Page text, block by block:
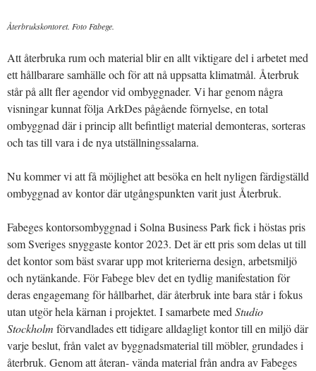
Återbrukskontoret. Foto Fabege.
Att återbruka rum och material blir en allt viktigare del i arbetet med
ett hållbarare samhälle och för att nå uppsatta klimatmål. Återbruk
står på allt fler agendor vid ombyggnader. Vi har genom några
visningar kunnat följa ArkDes pågående förnyelse, en total
ombyggnad där i princip allt befintligt material demonteras, sorteras
och tas till vara i de nya utställningssalarna.
Nu kommer vi att få möjlighet att besöka en helt nyligen färdigställd
ombyggnad av kontor där utgångspunkten varit just Återbruk.
Fabeges kontorsombyggnad i Solna Business Park fick i höstas pris
som Sveriges snyggaste kontor 2023. Det är ett pris som delas ut till
det kontor som bäst svarar upp mot kriterierna design, arbetsmiljö
och nytänkande. För Fabege blev det en tydlig manifestation för
deras engagemang för hållbarhet, där återbruk inte bara står i fokus
utan utgör hela kärnan i projektet. I samarbete med Studio
Stockholm förvandlades ett tidigare alldagligt kontor till en miljö där
varje beslut, från valet av byggnadsmaterial till möbler, grundades i
återbruk. Genom att återan- vända material från andra av Fabeges